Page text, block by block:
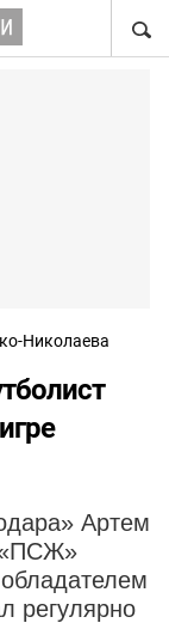
Николаева
Артем
«ПСЖ»
регулярно